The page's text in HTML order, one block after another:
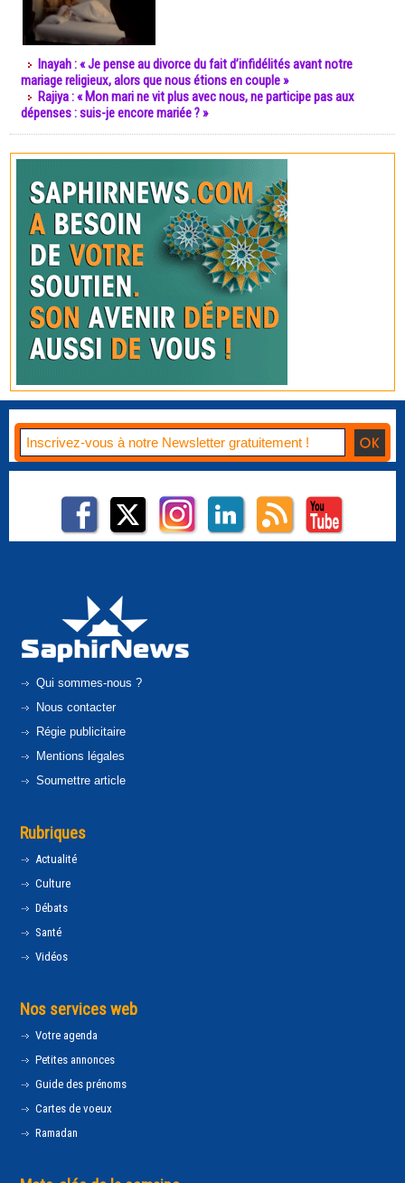
Inayah : « Je pense au divorce du fait d’infidélités avant notre
mariage religieux, alors que nous étions en couple »
Rajiya : « Mon mari ne vit plus avec nous, ne participe pas aux
dépenses : suis-je encore mariée ? »
Qui sommes-nous ?
Nous contacter
Régie publicitaire
Mentions légales
Soumettre article
Rubriques
Actualité
Culture
Débats
Santé
Vidéos
Nos services web
Votre agenda
Petites annonces
Guide des prénoms
Cartes de voeux
Ramadan